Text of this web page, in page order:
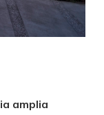
amplia